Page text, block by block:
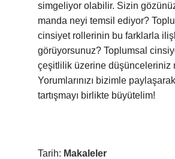
simgeliyor olabilir. Sizin
manda neyi temsil ediyor?
cinsiyet rollerinin bu farklarla
görüyorsunuz? Toplumsal
çeşitlilik üzerine düşünceleriniz
Yorumlarınızı bizimle
tartışmayı birlikte büyütelim!
Tarih: Makaleler